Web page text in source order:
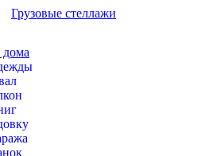
Грузовые стеллажи
дома